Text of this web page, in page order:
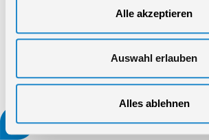
Alle akzeptieren
Auswahl erlauben
Alles ablehnen